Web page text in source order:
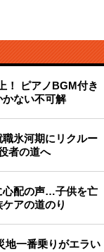
！ ピアノBGM付き
かない不可解
氷河期にリクルー
者の道へ
心配の声…子供を亡
アの道のり
地一番乗りがエラい